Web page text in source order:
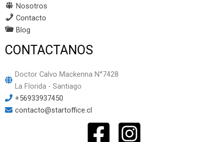
Nosotros
Contacto
Blog
CONTACTANOS
Doctor Calvo Mackenna N°7428
La Florida - Santiago
+56933937450
contacto@startoffice.cl